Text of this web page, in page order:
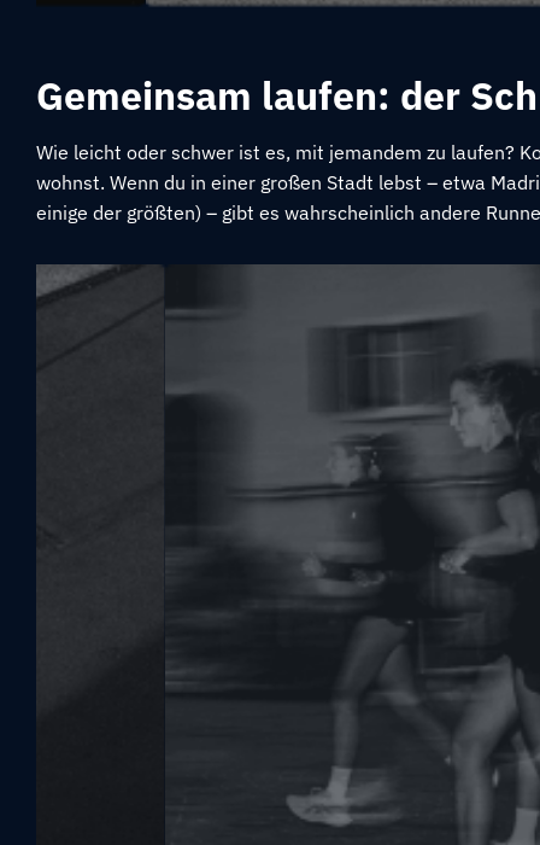
Gemeinsam laufen: der
Wie leicht oder schwer ist es, mit jemandem zu laufen?
wohnst. Wenn du in einer großen Stadt lebst – etwa
einige der größten) – gibt es wahrscheinlich andere